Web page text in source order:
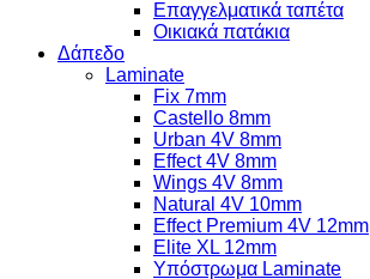
Επαγγελματικά ταπέτα
Οικιακά πατάκια
Δάπεδο
Laminate
Fix 7mm
Castello 8mm
Urban 4V 8mm
Effect 4V 8mm
Wings 4V 8mm
Natural 4V 10mm
Effect Premium 4V 12mm
Elite XL 12mm
Υπόστρωμα Laminate